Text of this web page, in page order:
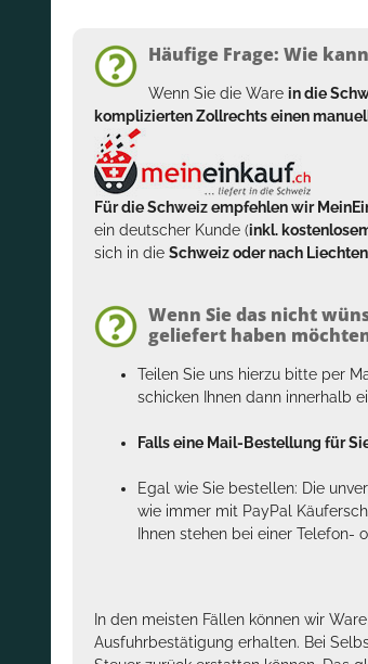
Häufige Frage: Wie
Wenn Sie die Ware in die
komplizierten Zollrechts einen
Für die Schweiz empfehlen wir
ein deutscher Kunde (inkl.
sich in die Schweiz oder nach
Wenn Sie das nicht
geliefert haben
Teilen Sie uns hierzu bitte per
schicken Ihnen dann innerhalb
Falls eine Mail-Bestellung für
Egal wie Sie bestellen: Die
wie immer mit PayPal
Ihnen stehen bei einer Telefon-
In den meisten Fällen können wir
Ausfuhrbestätigung erhalten. Bei